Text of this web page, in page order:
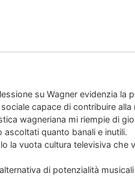
su Wagner evidenzia
capace di contribuire alla
wagneriana mi riempie di
quanto banali e inutili.
la vuota cultura televisiva che
di potenzialità